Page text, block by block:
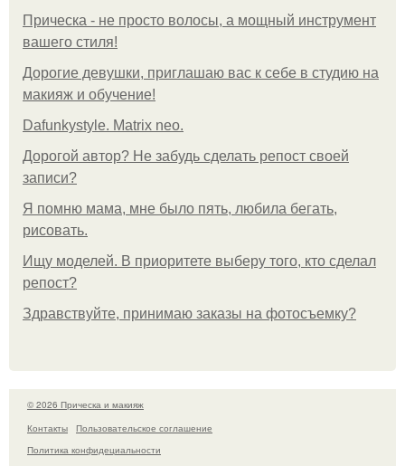
Прическа - не просто волосы, а мощный инструмент
вашего стиля!
Дорогие девушки, приглашаю вас к себе в студию на
макияж и обучение!
Dafunkystyle. Matrix neo.
Дорогой автор? Не забудь сделать репост своей
записи?
Я помню мама, мне было пять, любила бегать,
рисовать.
Ищу моделей. В приоритете выберу того, кто сделал
репост?
Здравствуйте, принимаю заказы на фотосъемку?
© 2026 Прическа и макияж
Контакты
Пользовательское соглашение
Политика конфидециальности